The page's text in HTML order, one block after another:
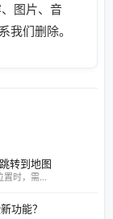
图片、音
我们删除。
转到地图
置时，需...
功能？